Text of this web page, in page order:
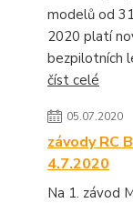
modelů od
2020 platí
bezpilotních
číst celé
05.07.2020
závody RC
4.7.2020
Na 1. závod